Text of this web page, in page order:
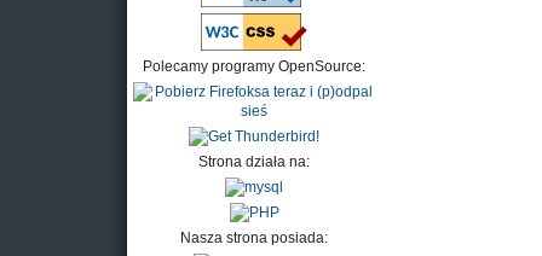
Polecamy programy OpenSource:
Strona działa na:
Nasza strona posiada: